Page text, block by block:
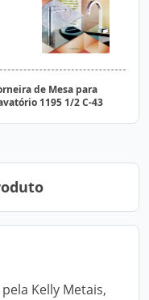
de Mesa para
1195 1/2 C-43
Kelly Metais,